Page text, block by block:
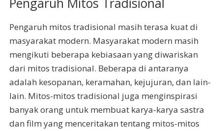
Pengaruh mitos tradisional masih terasa kuat di
masyarakat modern. Masyarakat modern masih
mengikuti beberapa kebiasaan yang diwariskan
dari mitos tradisional. Beberapa di antaranya
adalah kesopanan, keramahan, kejujuran, dan lain-
lain. Mitos-mitos tradisional juga menginspirasi
banyak orang untuk membuat karya-karya sastra
dan film yang menceritakan tentang mitos-mitos